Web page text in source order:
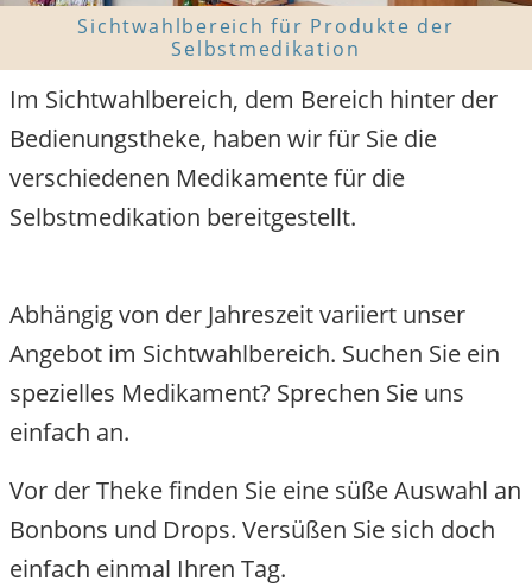
Sichtwahlbereich für Produkte der
Selbstmedikation
Im Sichtwahlbereich, dem Bereich hinter der
Bedienungstheke, haben wir für Sie die
verschiedenen Medikamente für die
Selbstmedikation bereitgestellt.
Abhängig von der Jahreszeit variiert unser
Angebot im Sichtwahlbereich. Suchen Sie ein
spezielles Medikament? Sprechen Sie uns
einfach an.
Vor der Theke finden Sie eine süße Auswahl an
Bonbons und Drops. Versüßen Sie sich doch
einfach einmal Ihren Tag.